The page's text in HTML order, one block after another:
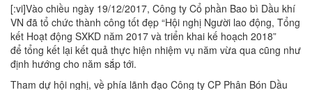
[:vi]Vào chiều ngày 19/12/2017, Công ty Cổ phần Bao bì Dầu khí
VN đã tổ chức thành công tốt đẹp “Hội nghị Người lao động, Tổng
kết Hoạt động SXKD năm 2017 và triển khai kế hoạch 2018”
để tổng kết lại kết quả thực hiện nhiệm vụ năm vừa qua cũng như
định hướng cho năm sắp tới.
Tham dự hội nghị, về phía lãnh đạo Công ty CP Phân Bón Dầu